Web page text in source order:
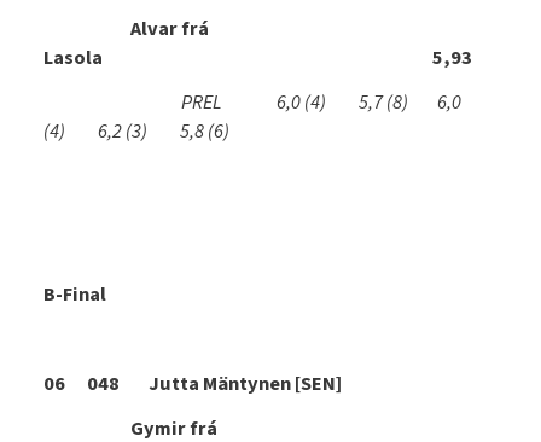
Alvar frá
Lasola 5,93
PREL 6,0(4) 5,7(8) 6,0
(4) 6,2(3) 5,8(6)
B-Final
06 048 Jutta Mäntynen [SEN]
Gymir frá